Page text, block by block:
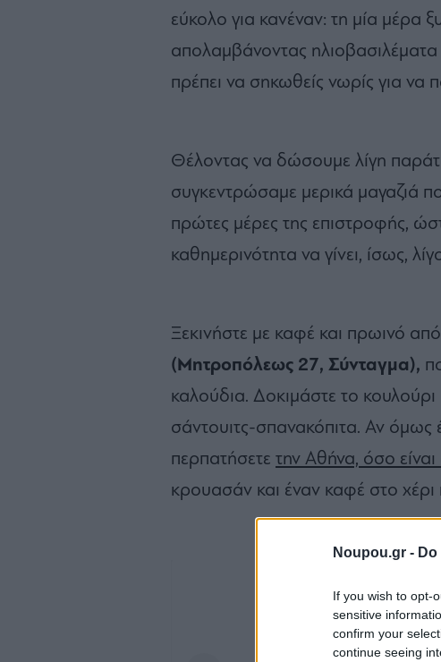
Noupou.gr -
If you wish to opt-
sensitive
confirm your
continue seeing
εύκολο για κανέναν: τη μία μέρα
απολαμβάνοντας ηλιοβασιλέματα
πρέπει να σηκωθείς νωρίς για να
Θέλοντας να δώσουμε λίγη
συγκεντρώσαμε μερικά μαγαζιά
πρώτες μέρες της επιστροφής,
καθημερινότητα να γίνει, ίσως,
Ξεκινήστε με καφέ και πρωινό
(Μητροπόλεως 27, Σύνταγμα),
καλούδια. Δοκιμάστε το κουλούρι
σάντουιτς-σπανακόπιτα. Αν όμως
περπατήσετε την Αθήνα, όσο
κρουασάν και έναν καφέ στο χέρι